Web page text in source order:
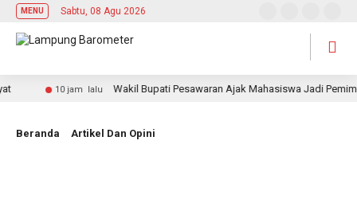
MENU Sabtu, 08 Agu 2026
10 jam lalu Wakil Bupati Pesawaran Ajak Mahasiswa Jadi Pemimpin
Beranda Artikel Dan Opini